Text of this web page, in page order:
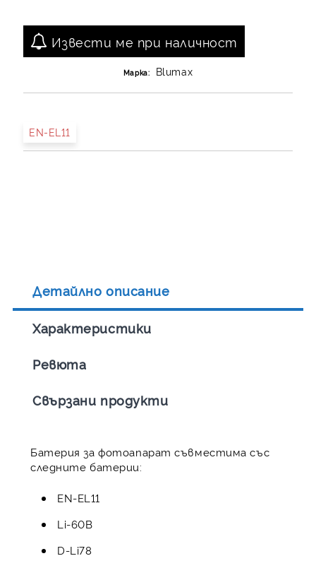
Извести ме при наличност
Марка: Blumax
EN-EL11
Детайлно описание
Характеристики
Ревюта
Свързани продукти
Батерия за фотоапарат съвместима със
следните батерии:
EN-EL11
Li-60B
D-Li78